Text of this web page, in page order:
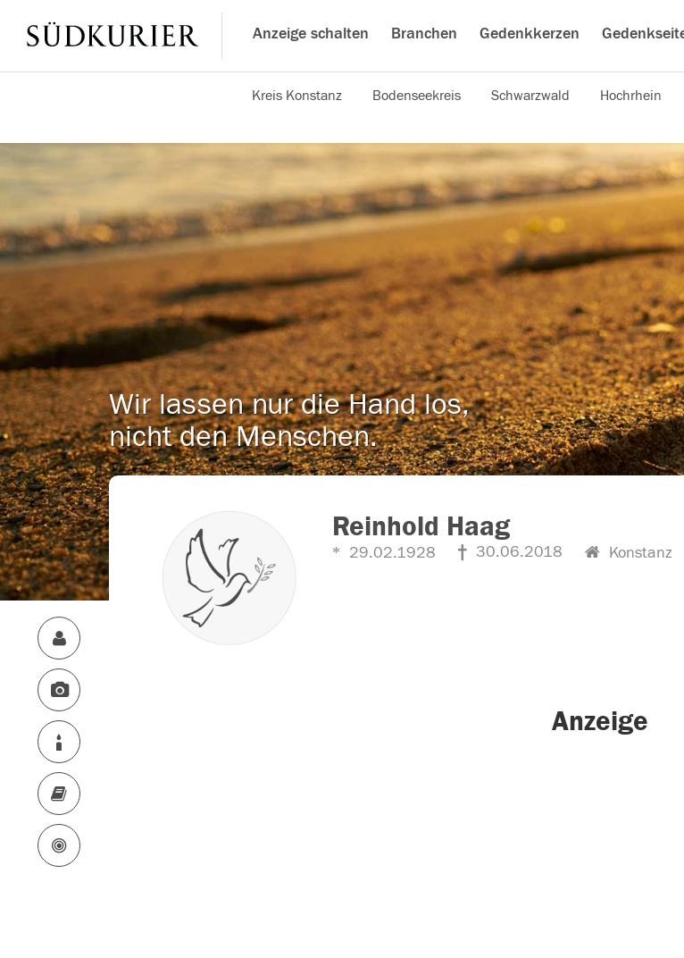
Anzeige schalten Branchen Gedenkkerzen
Kreis Konstanz Bodenseekreis Schwarzwald Hochrhein
Wir lassen nur die Hand los,
nicht den Menschen.
Reinhold Haag
29.02.1928 30.06.2018 Konstanz
Anzeige